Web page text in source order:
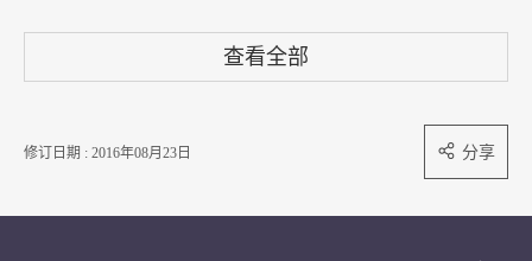
查看全部
修订日期 : 2016年08月23日 分享